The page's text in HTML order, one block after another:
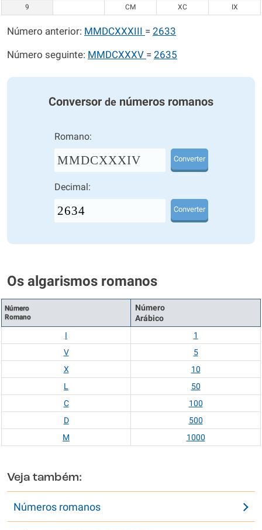
9
CM XC IX
Número anterior: MMDCXXXIII = 2633
Número seguinte: MMDCXXXV = 2635
Conversor de números romanos
Romano:
MMDCXXXIV Converter
Decimal:
Converter
Os algarismos romanos
Número
Romano
Número
Arábico
I
1
V
5
X
10
L
50
C
100
D
500
M
1000
Veja também:
Números romanos